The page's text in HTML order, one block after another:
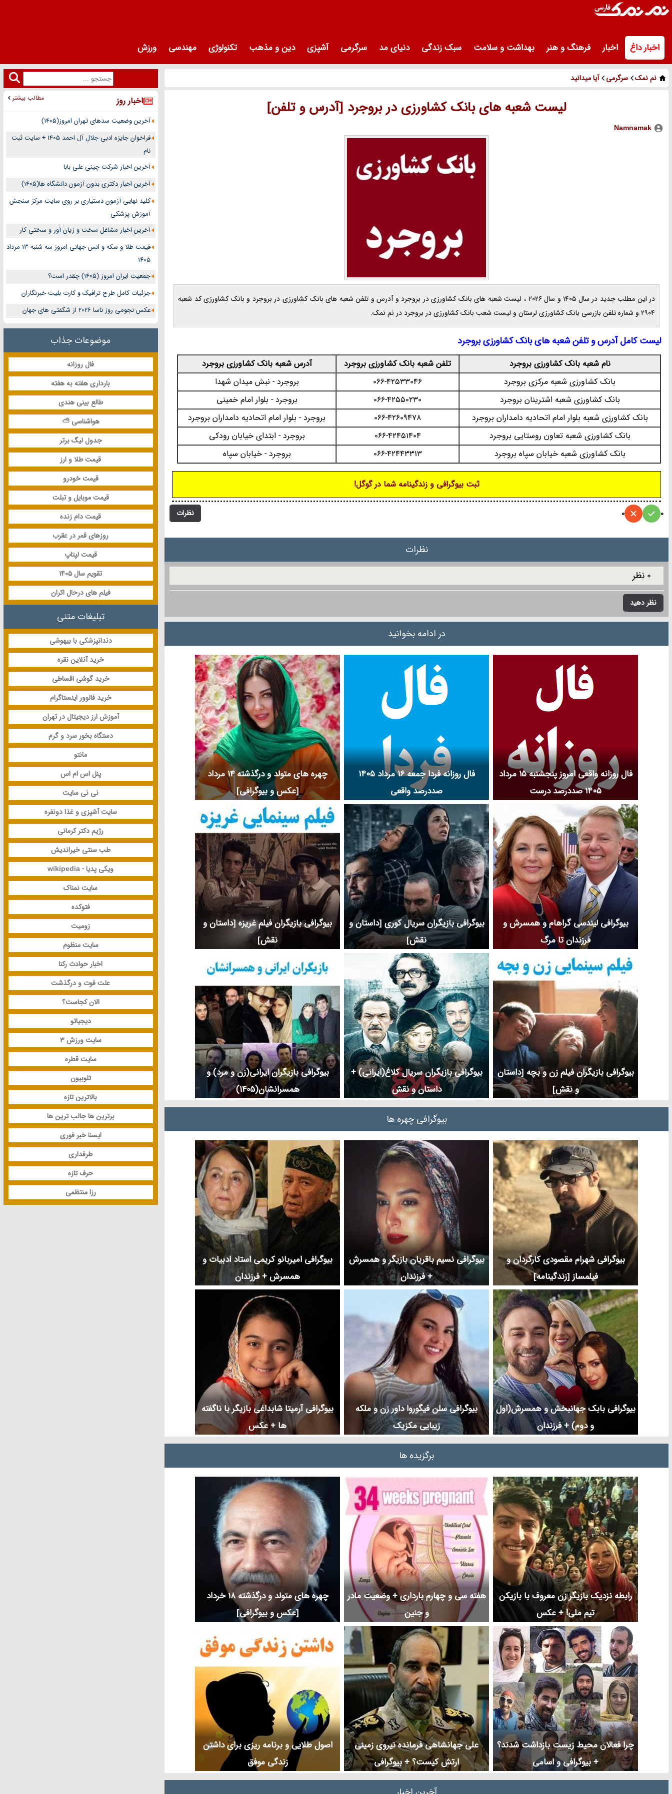
اخبار داغ اخبار فرهنگ و هنر بهداشت و سلامت سبک زندگی دنیای مد سرگرمی آشپزی دین و مذهب تکنولوژی مهندسی ورزش
نم نمک سرگرمی آیا میدانید
لیست شعبه های بانک کشاورزی در بروجرد [آدرس و تلفن]
Namnamak
در این مطلب جدید در سال 1405 و سال 2026 ، لیست شعبه های بانک کشاورزی در بروجرد و آدرس و تلفن شعبه های بانک کشاورزی در بروجرد و بانک کشاورزی کد شعبه
2904 و شماره تلفن بازرسی بانک کشاورزی لرستان و لیست شعب بانک کشاورزی در بروجرد در نم نمک.
لیست کامل آدرس و تلفن شعبه های بانک کشاورزی بروجرد
نام شعبه بانک کشاورزی بروجرد تلفن شعبه بانک کشاورزی بروجرد
آدرس شعبه بانک کشاورزی بروجرد
بانک کشاورزی شعبه مرکزی بروجرد
066-42533046
بروجرد - نبش میدان شهدا
بانک کشاورزی شعبه اشترینان بروجرد
066-42550230
بروجرد - بلوار امام خمینی
بانک کشاورزی شعبه بلوار امام اتحادیه دامداران بروجرد
066-42609478
بروجرد - بلوار امام اتحادیه دامداران بروجرد
بانک کشاورزی شعبه تعاون روستایی بروجرد
066-42451404
بروجرد - ابتدای خیابان رودکی
بانک کشاورزی شعبه خیابان سپاه بروجرد
066-42443313 بروجرد - خیابان سپاه
ثبت بیوگرافی و زندگینامه شما در گوگل!
نظرات 0
0
نظرات
0 نظر
نظر دهید
در ادامه بخوانید
فال روزانه واقعی امروز پنجشنبه ۱۵ مرداد
۱۴۰۵ صددرصد درست
فال روزانه فردا جمعه ۱۶ مرداد ۱۴۰۵
صددرصد واقعی
چهره های متولد و درگذشته 14 مرداد
[عکس و بیوگرافی]
بیوگرافی لیندسی گراهام و همسرش و
فرزندان تا مرگ
بیوگرافی بازیگران سریال کوری [داستان و
نقش]
بیوگرافی بازیگران فیلم غریزه [داستان و
نقش]
بیوگرافی بازیگران فیلم زن و بچه [داستان
و نقش]
بیوگرافی بازیگران سریال کلاغ(ایرانی) +
داستان و نقش
بیوگرافی بازیگران ایرانی(زن و مرد) و
همسرانشان(1405)
بیوگرافی چهره ها
بیوگرافی شهرام مقصودی کارگردان و
فیلمساز [زندگینامه]
بیوگرافی نسیم باقریان بازیگر و همسرش
+ فرزندان
بیوگرافی امیربانو کریمی استاد ادبیات و
همسرش + فرزندان
بیوگرافی بابک جهانبخش و همسرش(اول
و دوم) + فرزندان
بیوگرافی سلن فیگوروا داور زن و ملکه
زیبایی مکزیک
بیوگرافی آرمیتا شابداغی بازیگر با ناگفته
ها + عکس
برگزیده ها
رابطه نزدیک بازیگر زن معروف با بازیکن
تیم ملی! + عکس
هفته سی و چهارم بارداری + وضعیت مادر
و جنین
چهره های متولد و درگذشته 18 خرداد
[عکس و بیوگرافی]
چرا فعالان محیط زیست بازداشت شدند؟
+ بیوگرافی و اسامی
علی جهانشاهی فرمانده نیروی زمینی
ارتش کیست؟ + بیوگرافی
اصول طلایی و برنامه ریزی برای داشتن
زندگی موفق
اخبار روز مطالب بیشتر
آخرین وضعیت سدهای تهران امروز(1405)
فراخوان جایزه ادبی جلال آل احمد 1405 + سایت ثبت
نام
آخرین اخبار شرکت چینی علی بابا
آخرین اخبار دکتری بدون آزمون دانشگاه ها(1405)
کلید نهایی آزمون دستیاری بر روی سایت مرکز سنجش
آموزش پزشکی
آخرین اخبار مشاغل سخت و زیان آور و سختی کار
قیمت طلا و سکه و انس جهانی امروز سه شنبه ۱۳ مرداد
۱۴۰۵
جمعیت ایران امروز (1405) چقدر است؟
جزئیات کامل طرح ترافیک و کارت بلیت خبرنگاران
عکس نجومی روز ناسا 2026 از شگفتی های جهان
موضوعات جذاب
فال روزانه
بارداری هفته به هفته
طالع بینی هندی
هواشناسی ⛅
جدول لیگ برتر
قیمت طلا و ارز
قیمت خودرو
قیمت موبایل و تبلت
قیمت دام زنده
روزهای قمر در عقرب
قیمت لپتاپ
تقویم سال 1405
فیلم های درحال اکران
تبلیغات متنی
دندانپزشکی با بیهوشی
خرید آنلاین نقره
خرید گوشی اقساطی
خرید فالوور اینستاگرام
آموزش ارز دیجیتال در تهران
دستگاه بخور سرد و گرم
مانتو
پنل اس ام اس
نی نی سایت
سایت آشپزی و غذا دونفره
رژیم دکتر کرمانی
طب سنتی خیراندیش
ویکی پدیا - wikipedia
سایت نمناک
فتوکده
زومیت
سایت منظوم
اخبار حوادث رکنا
علت فوت و درگذشت
الان کجاست؟
دیجیاتو
سایت ورزش 3
سایت قطره
تلوبیون
بالاترین تازه
برترین ها جالب ترین ها
ایسنا خبر فوری
طرفداری
حرف تازه
رزا منتظمی